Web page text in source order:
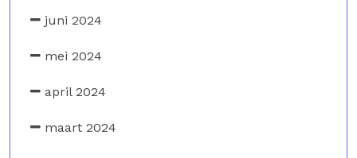
juni 2024
mei 2024
april 2024
maart 2024